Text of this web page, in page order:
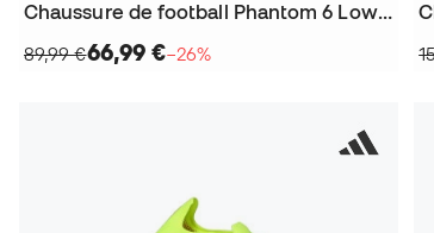
Chaussure de football Phantom 6 Low Academy AG
89,99 €66,99 €−26%